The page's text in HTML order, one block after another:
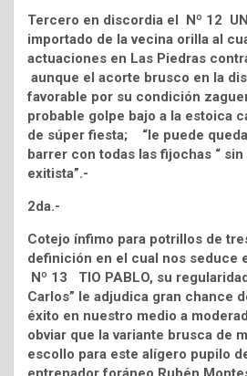
Tercero en discordia el Nº 12 UN
importado de la vecina orilla al
actuaciones en Las Piedras
aunque el acorte brusco en la
favorable por su condición zaguera
probable golpe bajo a la estoica
de súper fiesta; “le puede
barrer con todas las fijochas “
exitista”.-
2da.-
Cotejo ínfimo para potrillos de
definición en el cual nos seduce
Nº 13 TIO PABLO, su
Carlos” le adjudica gran chance
éxito en nuestro medio a
obviar que la variante brusca de
escollo para este alígero pupilo